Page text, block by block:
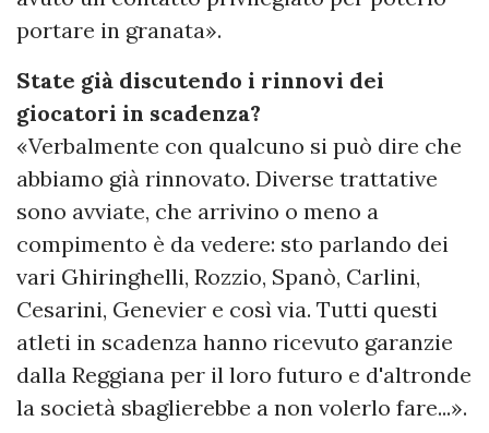
portare in granata».
State già discutendo i rinnovi dei
giocatori in scadenza?
«Verbalmente con qualcuno si può dire che
abbiamo già rinnovato. Diverse trattative
sono avviate, che arrivino o meno a
compimento è da vedere: sto parlando dei
vari Ghiringhelli, Rozzio, Spanò, Carlini,
Cesarini, Genevier e così via. Tutti questi
atleti in scadenza hanno ricevuto garanzie
dalla Reggiana per il loro futuro e d'altronde
la società sbaglierebbe a non volerlo fare...».